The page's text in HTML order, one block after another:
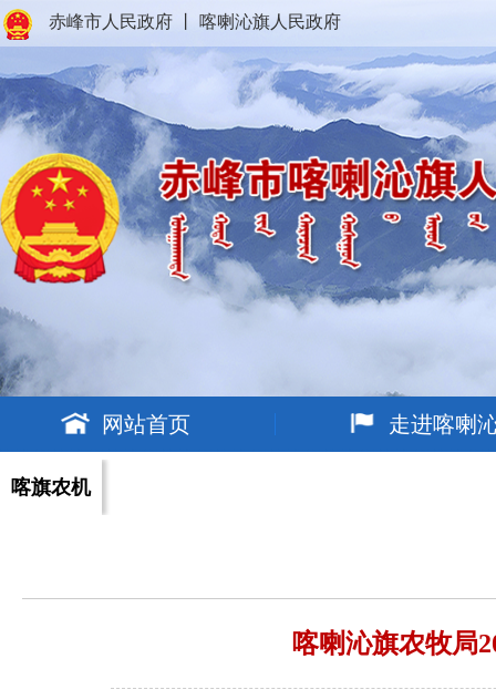
赤峰市人民政府 喀喇沁旗人民政府
网站首页 走进喀喇
喀旗农机
喀喇沁旗农牧局